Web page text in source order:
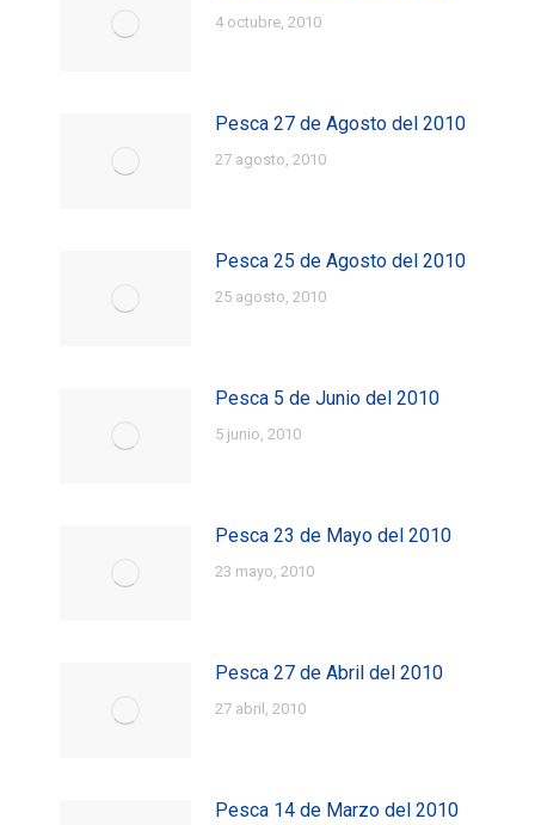
4 octubre, 2010
Pesca 27 de Agosto del 2010
27 agosto, 2010
Pesca 25 de Agosto del 2010
25 agosto, 2010
Pesca 5 de Junio del 2010
5 junio, 2010
Pesca 23 de Mayo del 2010
23 mayo, 2010
Pesca 27 de Abril del 2010
27 abril, 2010
Pesca 14 de Marzo del 2010